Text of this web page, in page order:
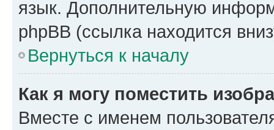
язык. Дополнительную
phpBB (ссылка находится
Вернуться к началу
Как я могу поместить
Вместе с именем